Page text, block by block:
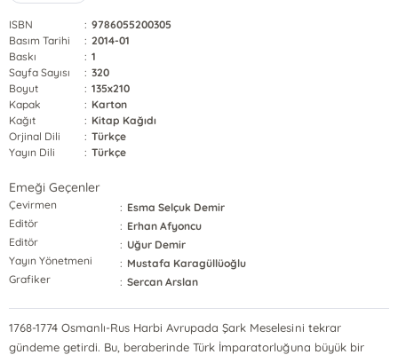
ISBN : 9786055200305
Basım Tarihi
: 2014-01
Baskı
: 1
Sayfa Sayısı
: 320
Boyut
: 135x210
Kapak
: Karton
Kağıt
: Kitap Kağıdı
Orjinal Dili
: Türkçe
Yayın Dili
: Türkçe
Emeği Geçenler
Çevirmen : Esma Selçuk Demir
Editör
: Erhan Afyoncu
Editör
: Uğur Demir
Yayın Yönetmeni
: Mustafa Karagüllüoğlu
Grafiker
: Sercan Arslan
1768-1774 Osmanlı-Rus Harbi Avrupada Şark Meselesini tekrar
gündeme getirdi. Bu, beraberinde Türk İmparatorluğuna büyük bir